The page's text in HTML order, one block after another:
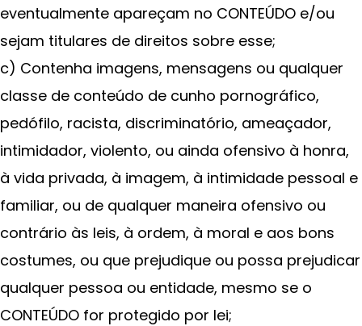
eventualmente apareçam no CONTEÚDO e/ou
sejam titulares de direitos sobre esse;
c) Contenha imagens, mensagens ou qualquer
classe de conteúdo de cunho pornográfico,
pedófilo, racista, discriminatório, ameaçador,
intimidador, violento, ou ainda ofensivo à honra,
à vida privada, à imagem, à intimidade pessoal e
familiar, ou de qualquer maneira ofensivo ou
contrário às leis, à ordem, à moral e aos bons
costumes, ou que prejudique ou possa prejudicar
qualquer pessoa ou entidade, mesmo se o
CONTEÚDO for protegido por lei;